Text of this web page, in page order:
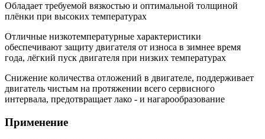
Обладает требуемой вязкостью и оптимальной толщиной
плёнки при высоких температурах
Отличные низкотемпературные характеристики
обеспечивают защиту двигателя от износа в зимнее время
года, лёгкий пуск двигателя при низких температурах
Снижение количества отложений в двигателе, поддерживает
двигатель чистым на протяжении всего сервисного
интервала, предотвращает лако - и нагарообразование
Применение